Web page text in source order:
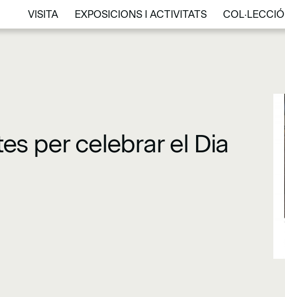
VISITA
VISITA
EXPOSICIONS I ACTIVITATS
EXPOSICIONS I ACTIVITATS
COL·LECCIÓ
COL·LECCIÓ
per celebrar el Dia